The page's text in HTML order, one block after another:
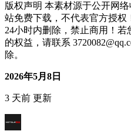
版权声明 本素材源于公开网
站免费下载，不代表官方授
24小时内删除，禁止商用！
的权益，请联系
除。
2026年5月8日
3 天前 更新